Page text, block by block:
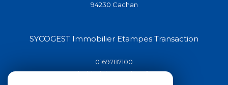
94230
cachan
SYCOGEST Immobilier Etampes Transaction
0169787100
helderluis91@yahoo.fr